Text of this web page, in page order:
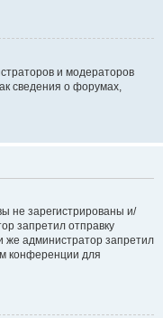
и модераторов
сведения о форумах,
не зарегистрированы и/
запретил отправку
администратор запретил
конференции для